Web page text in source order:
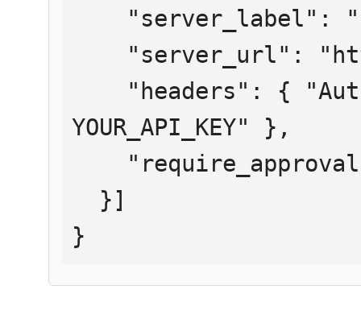
YOUR_API_KEY" },
}